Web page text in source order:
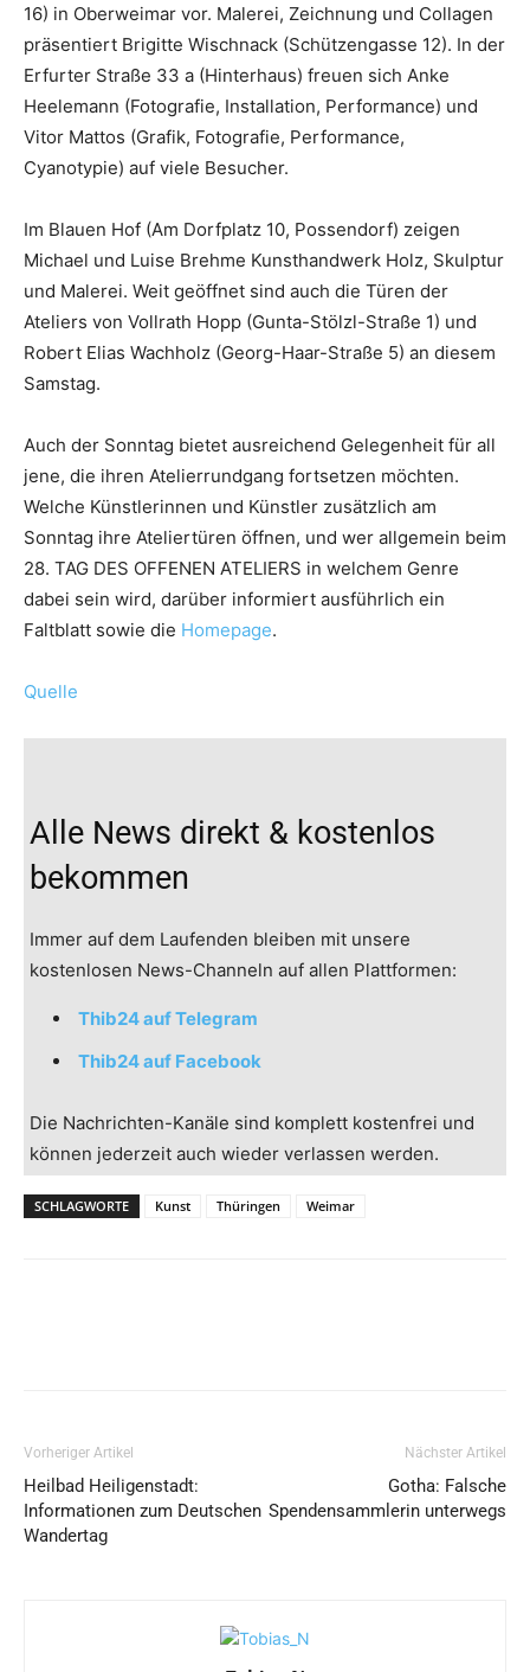
16) in Oberweimar vor. Malerei, Zeichnung und Collagen
präsentiert Brigitte Wischnack (Schützengasse 12). In der
Erfurter Straße 33 a (Hinterhaus) freuen sich Anke
Heelemann (Fotografie, Installation, Performance) und
Vitor Mattos (Grafik, Fotografie, Performance,
Cyanotypie) auf viele Besucher.
Im Blauen Hof (Am Dorfplatz 10, Possendorf) zeigen
Michael und Luise Brehme Kunsthandwerk Holz, Skulptur
und Malerei. Weit geöffnet sind auch die Türen der
Ateliers von Vollrath Hopp (Gunta-Stölzl-Straße 1) und
Robert Elias Wachholz (Georg-Haar-Straße 5) an diesem
Samstag.
Auch der Sonntag bietet ausreichend Gelegenheit für all
jene, die ihren Atelierrundgang fortsetzen möchten.
Welche Künstlerinnen und Künstler zusätzlich am
Sonntag ihre Ateliertüren öffnen, und wer allgemein beim
28. TAG DES OFFENEN ATELIERS in welchem Genre
dabei sein wird, darüber informiert ausführlich ein
Faltblatt sowie die Homepage.
Quelle
Alle News direkt & kostenlos
bekommen
Immer auf dem Laufenden bleiben mit unsere
kostenlosen News-Channeln auf allen Plattformen:
Thib24 auf Telegram
Thib24 auf Facebook
Die Nachrichten-Kanäle sind komplett kostenfrei und
können jederzeit auch wieder verlassen werden.
SCHLAGWORTE Kunst Thüringen Weimar
Vorheriger Artikel
Heilbad Heiligenstadt:
Informationen zum Deutschen
Wandertag
Nächster Artikel
Gotha: Falsche
Spendensammlerin unterwegs